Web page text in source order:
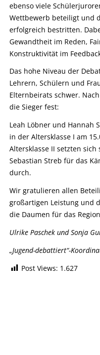
ebenso viele
Wettbewerb beteiligt und
erfolgreich bestritten.
Gewandtheit im Reden,
Konstruktivität im
Das hohe Niveau der
Lehrern, Schülern und
Elternbeirats schwer.
die Sieger fest:
Leah Löbner und Hannah
in der Altersklasse I am
Altersklasse II setzten
Sebastian Streb für das
durch.
Wir gratulieren allen
großartigen Leistung und
die Daumen für das
Ulrike Paschek und Sonja
„Jugend-debattiert“-
Post Views: 1.627